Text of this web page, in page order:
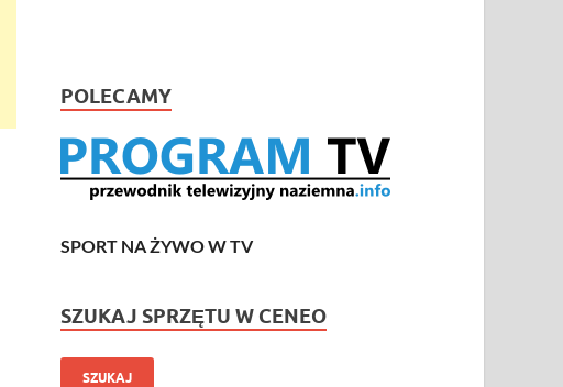
POLECAMY
SPORT NA ŻYWO W TV
SZUKAJ SPRZĘTU W CENEO
SZUKAJ